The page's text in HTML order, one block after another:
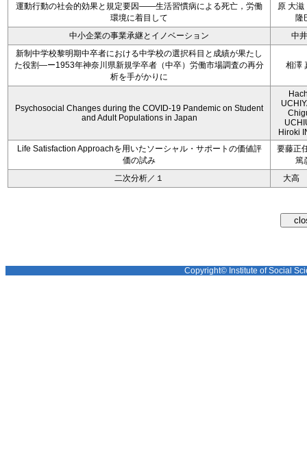
運動行動の社会的効果と規定要因――生活習慣病による死亡，労働
環境に着目して
原 大滋
隆
中小企業の事業承継とイノベーション
中
新制中学校黎明期中卒者における中学校の選択科目と成績が果たし
た役割―ー1953年神奈川県新規学卒者（中卒）労働市場調査の再分
析を手がかりに
相澤
Psychosocial Changes during the COVID-19 Pandemic on Student
and Adult Populations in Japan
Hiroki
Life Satisfaction Approachを用いたソーシャル・サポートの価値評
価の試み
要藤正
篤
二次分析／１
大高
Copyright© Institute of Social